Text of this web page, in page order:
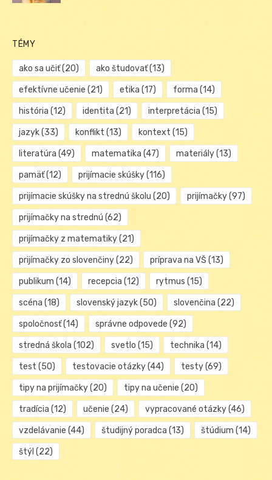
TÉMY
ako sa učiť(20) ako študovať(13)
efektívne učenie (21) etika (17) forma (14)
história (12) identita (21) interpretácia (15)
jazyk(33) konflikt (13) kontext (15)
literatúra (49) matematika (47) materiály(13)
pamäť(12) prijímacie skúšky(116)
prijímacie skúšky na strednú školu (20) prijímačky(97)
prijímačky na strednú (62)
prijímačky z matematiky(21)
prijímačky zo slovenčiny(22) príprava na VŠ (13)
publikum (14) recepcia (12) rytmus (15)
scéna (18) slovenský jazyk(50) slovenčina (22)
spoločnosť(14) správne odpovede (92)
stredná škola (102) svetlo (15) technika (14)
test (50) testovacie otázky(44) testy(69)
tipy na prijímačky(20) tipy na učenie (20)
tradícia (12) učenie (24) vypracované otázky(46)
vzdelávanie (44) študijný poradca (13) štúdium (14)
štýl (22)